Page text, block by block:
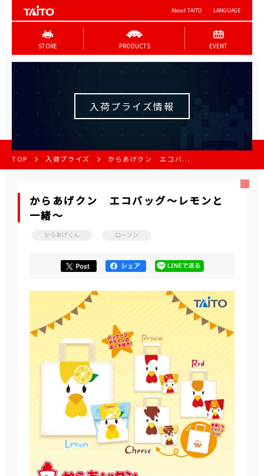
About TAITO LANGUAGE
STORE PRODUCTS EVENT
入荷プライズ情報
TOP 入荷プライズ からあげクン エコバ...
からあげクン エコバッグ～レモンと
一緒～
からあげくん ローソン